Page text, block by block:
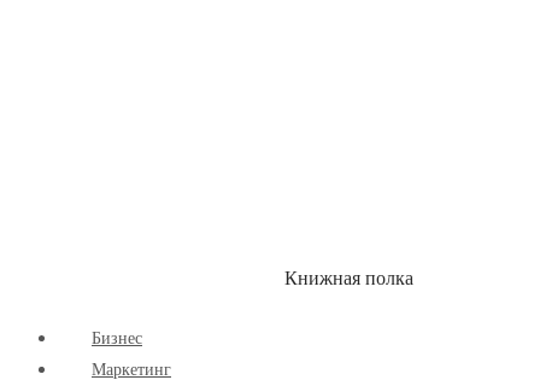
Книжная полка
Бизнес
Маркетинг